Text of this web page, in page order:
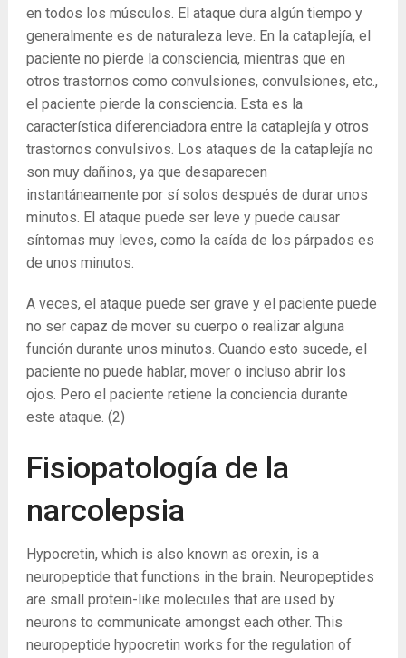
en todos los músculos. El ataque dura algún tiempo y
generalmente es de naturaleza leve. En la cataplejía, el
paciente no pierde la consciencia, mientras que en
otros trastornos como convulsiones, convulsiones, etc.,
el paciente pierde la consciencia. Esta es la
característica diferenciadora entre la cataplejía y otros
trastornos convulsivos. Los ataques de la cataplejía no
son muy dañinos, ya que desaparecen
instantáneamente por sí solos después de durar unos
minutos. El ataque puede ser leve y puede causar
síntomas muy leves, como la caída de los párpados es
de unos minutos.
A veces, el ataque puede ser grave y el paciente puede
no ser capaz de mover su cuerpo o realizar alguna
función durante unos minutos. Cuando esto sucede, el
paciente no puede hablar, mover o incluso abrir los
ojos. Pero el paciente retiene la conciencia durante
este ataque. (2)
Fisiopatología de la
narcolepsia
Hypocretin, which is also known as orexin, is a
neuropeptide that functions in the brain. Neuropeptides
are small protein-like molecules that are used by
neurons to communicate amongst each other. This
neuropeptide hypocretin works for the regulation of